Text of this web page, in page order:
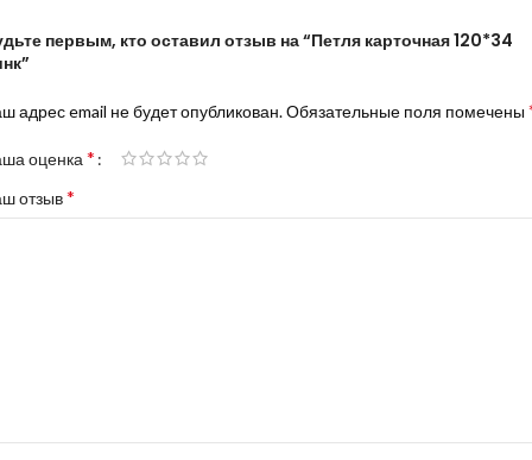
первым, кто оставил отзыв на “Петля карточная 120*34
адрес email не будет опубликован.Обязательные поля помечены
оценка *
отзыв*